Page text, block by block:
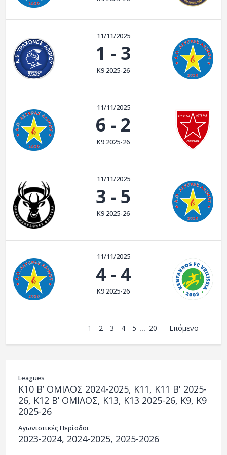
ΑΡΧΕΙΟ
11/11/2025
1 - 3
Κ9 2025-26
11/11/2025
6 - 2
Κ9 2025-26
11/11/2025
3 - 5
Κ9 2025-26
11/11/2025
4 - 4
Κ9 2025-26
1 2 3 4 5 … 20 Επόμενο
Leagues
K10 Β’ ΟΜΙΛΟΣ 2024-2025, K11, Κ11 Β' 2025-
26, Κ12 Β’ ΟΜΙΛΟΣ, K13, Κ13 2025-26, K9, Κ9
2025-26
Αγωνιστικές Περίοδοι
2023-2024, 2024-2025, 2025-2026